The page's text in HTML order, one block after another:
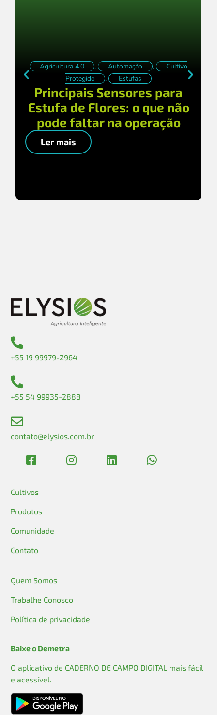
Agricultura 4.0 , Automação ,
Cultivo
Protegido
, Estufas
Principais Sensores para
Estufa de Flores: o que não
pode faltar na operação
Ler mais
+55 19 99979-2964
+55 54 99935-2888
contato@elysios.com.br
Cultivos
Produtos
Comunidade
Contato
Quem Somos
Trabalhe Conosco
Política de privacidade
Baixe o Demetra
O aplicativo de CADERNO DE CAMPO DIGITAL mais fácil
e acessível.